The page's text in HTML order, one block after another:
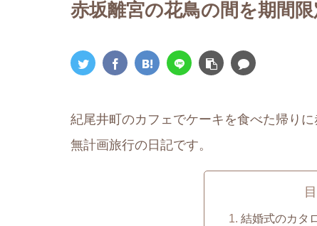
赤坂離宮の花鳥の間を期間
紀尾井町のカフェでケーキを食べた帰り
無計画旅行の日記です。
結婚式のカタ